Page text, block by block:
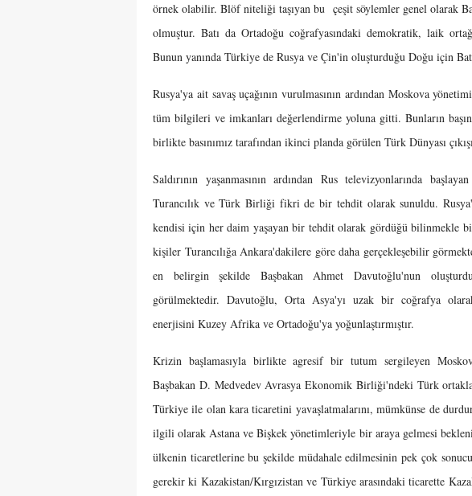
örnek olabilir. Blöf niteliği taşıyan bu çeşit söylemler genel olarak
olmuştur. Batı da Ortadoğu coğrafyasındaki demokratik, laik
Bunun yanında Türkiye de Rusya ve Çin'in oluşturduğu Doğu için
Rusya'ya ait savaş uçağının vurulmasının ardından Moskova
tüm bilgileri ve imkanları değerlendirme yoluna gitti. Bunların
birlikte basınımız tarafından ikinci planda görülen Türk Dünyası
Saldırının yaşanmasının ardından Rus televizyonlarında
Turancılık ve Türk Birliği fikri de bir tehdit olarak sunuldu.
kendisi için her daim yaşayan bir tehdit olarak gördüğü bilinmekle
kişiler Turancılığa Ankara'dakilere göre daha gerçekleşebilir
en belirgin şekilde Başbakan Ahmet Davutoğlu'nun
görülmektedir. Davutoğlu, Orta Asya'yı uzak bir coğrafya
enerjisini Kuzey Afrika ve Ortadoğu'ya yoğunlaştırmıştır.
Krizin başlamasıyla birlikte agresif bir tutum sergileyen
Başbakan D. Medvedev Avrasya Ekonomik Birliği'ndeki Türk
Türkiye ile olan kara ticaretini yavaşlatmalarını, mümkünse de
ilgili olarak Astana ve Bişkek yönetimleriyle bir araya gelmesi
ülkenin ticaretlerine bu şekilde müdahale edilmesinin pek çok
gerekir ki Kazakistan/Kırgızistan ve Türkiye arasındaki ticarette